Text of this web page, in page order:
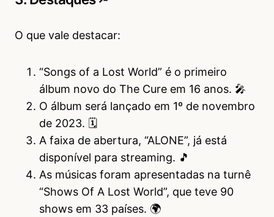
O que vale destacar:
“Songs of a Lost World” é o primeiro
álbum novo do The Cure em 16 anos. 🎤
O álbum será lançado em 1º de novembro
de 2023. 🗓️
A faixa de abertura, “ALONE”, já está
disponível para streaming. 🎵
As músicas foram apresentadas na turnê
“Shows Of A Lost World”, que teve 90
shows em 33 países. 🌍